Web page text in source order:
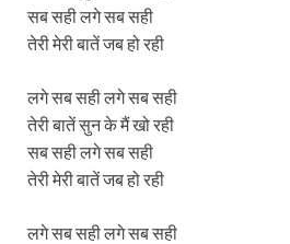
सब सही लगे सब सही
तेरी मेरी बातें जब हो रही
लगे सब सही लगे सब सही
तेरी बातें सुन के मैं खो रही
सब सही लगे सब सही
तेरी मेरी बातें जब हो रही
लगे सब सही लगे सब सही